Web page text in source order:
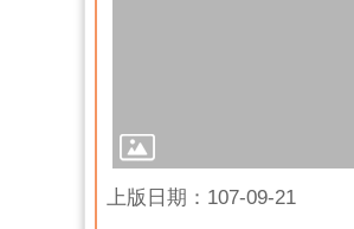
上版日期：107-09-21